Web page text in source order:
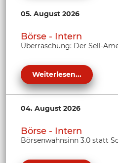
05. August 2026
Börse - Intern
Überraschung: Der Sell-
Weiterlesen...
04. August 2026
Börse - Intern
Börsenwahnsinn 3.0 statt